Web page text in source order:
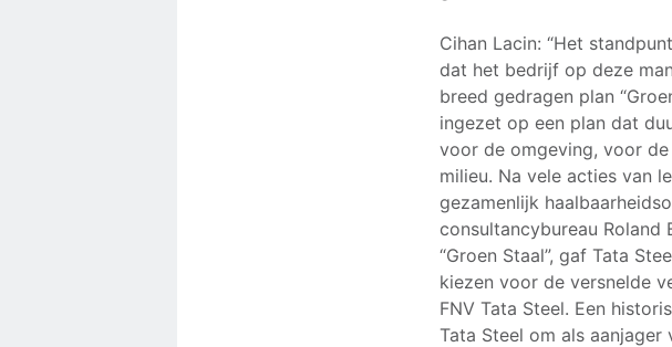
Cihan Lacin: “Het
dat het bedrijf op deze
breed gedragen plan
ingezet op een plan dat
voor de omgeving, voor
milieu. Na vele acties van
gezamenlijk
consultancybureau
“Groen Staal”, gaf Tata
kiezen voor de versnelde
FNV Tata Steel. Een
Tata Steel om als